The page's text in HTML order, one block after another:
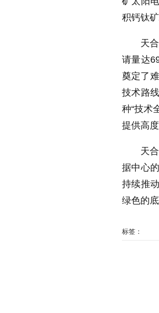
积钙钛
天
请量达
奠定了
技术路
种“技术
提供高
天
据中心
持续推
绿色的
标签：